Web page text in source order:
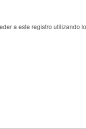
a este registro utilizando